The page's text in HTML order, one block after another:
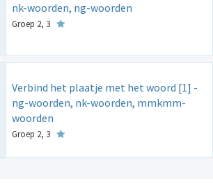
nk-woorden, ng-woorden
Groep 2, 3
Verbind het plaatje met het woord [1] -
ng-woorden, nk-woorden, mmkmm-
woorden
Groep 2, 3